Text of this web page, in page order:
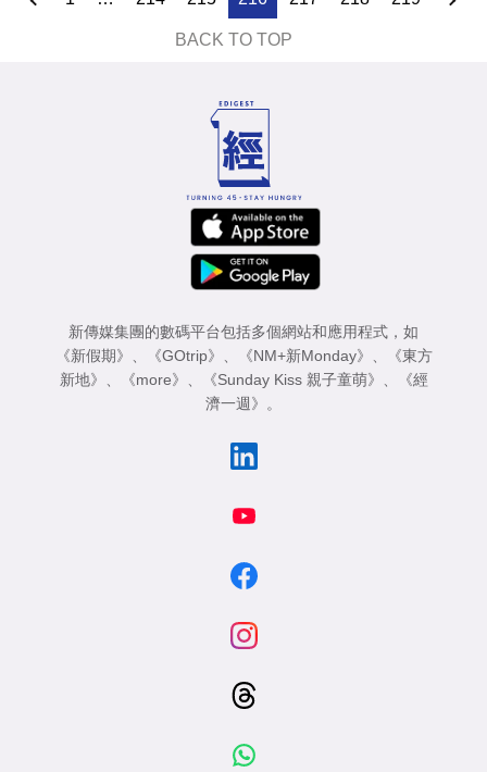
BACK TO TOP
新傳媒集團的數碼平台包括多個網站和應用程式，如
《新假期》 、 《GOtrip》 、 《NM+新Monday》 、
《東方
新地》 、 《more》 、 《Sunday Kiss 親子童萌》 、
《經
濟一週》 。